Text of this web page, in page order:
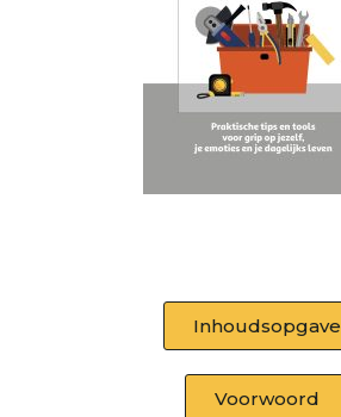
Inhoudsopgave
Voorwoord